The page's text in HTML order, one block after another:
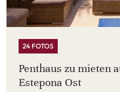
24 FOTOS
Penthaus zu mieten
Estepona Ost